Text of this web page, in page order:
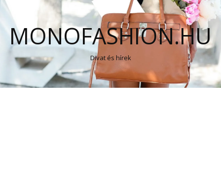
MONOFASHION.HU
Divat és hírek